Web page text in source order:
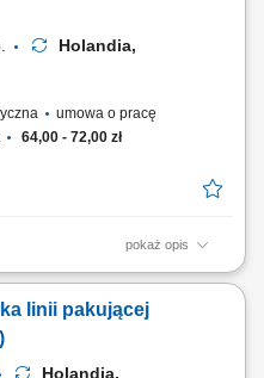
Holandia,
umowa o pracę
64,00 - 72,00 zł
pokaż opis
karmy dla zwierząt z
pakowanych produktów, wagi
do systemu
linii pakującej
Holandia,